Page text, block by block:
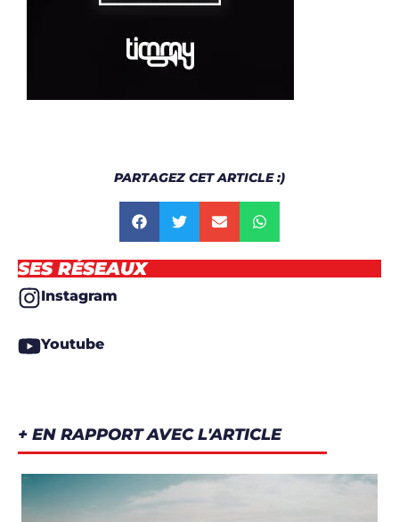
PARTAGEZ CET ARTICLE :)
SES RÉSEAUX
Instagram
Youtube
+ EN RAPPORT AVEC L'ARTICLE